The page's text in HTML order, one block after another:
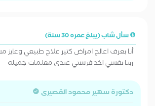
سأل شاب (يبلغ عمره 30 سنة)
أنا بعرف اعالج امراض كتير علاج طبيعي وعايز
ربنا نفسي اخد فرستي عندي معلمات جميله
دكتورة سهير محمود القصيرى